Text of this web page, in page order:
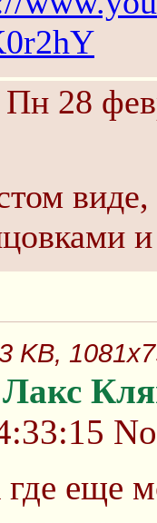
Пн 28
KB,
Лакс
еще